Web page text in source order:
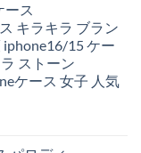
ース
キラキラ ブラン
iphone16/15 ケー
ストーン
ケース 女子 人気